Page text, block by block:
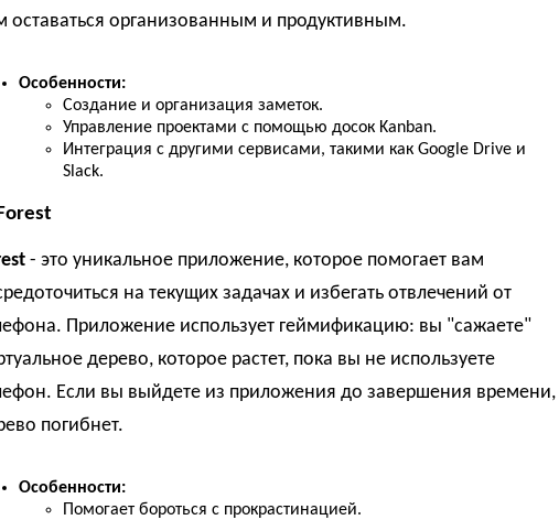
оставаться организованным и продуктивным.
Особенности:
Создание и организация заметок.
Управление проектами с помощью досок Kanban.
Интеграция с другими сервисами, такими как Google Drive и
Slack.
- это уникальное приложение, которое помогает вам
на текущих задачах и избегать отвлечений от
Приложение использует геймификацию: вы "сажаете"
дерево, которое растет, пока вы не используете
Если вы выйдете из приложения до завершения времени,
погибнет.
Особенности:
Помогает бороться с прокрастинацией.